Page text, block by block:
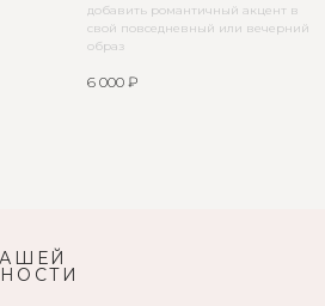
добавить романтичный акцент в
свой повседневный или вечерний
образ
6 000 ₽